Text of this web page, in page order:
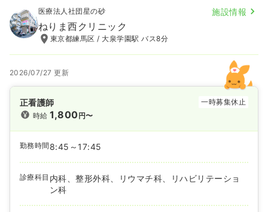
医療法人社団星の砂 施設情報
ねりま西クリニック
東京都練馬区 / 大泉学園駅 バス8分
2026/07/27 更新
正看護師
一時募集休止
時給1,800円〜
勤務時間 8:45～17:45
診療科目 内科、整形外科、リウマチ科、リハビリテーショ
ン科